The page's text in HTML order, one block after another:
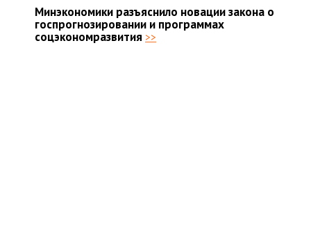
Минэкономики разъяснило новации закона о
госпрогнозировании и программах
соцэкономразвития >>